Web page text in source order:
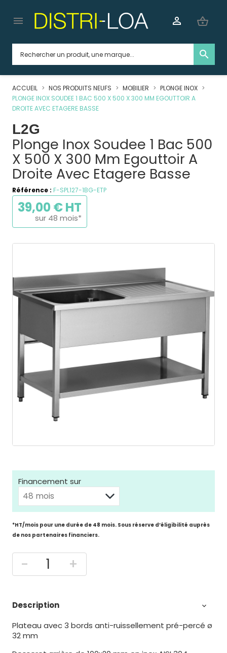
search
 shopping_basket

ACCUEIL NOS PRODUITS NEUFS MOBILIER
PLONGE INOX
PLONGE INOX SOUDEE 1 BAC 500 X 500 X 300 MM EGOUTTOIR A
DROITE AVEC ETAGERE BASSE
L2G
Plonge Inox Soudee 1 Bac 500
X 500 X 300 Mm Egouttoir A
Droite Avec Etagere Basse
Référence : F-SPL127-1BG-ETP
39,00 € HT
sur 48 mois*
Financement sur
*HT/mois pour une durée de 48 mois. Sous réserve d’éligibilité auprès
de nos partenaires financiers.
- +
Description 
Plateau avec 3 bords anti-ruissellement pré-percé ø
32 mm